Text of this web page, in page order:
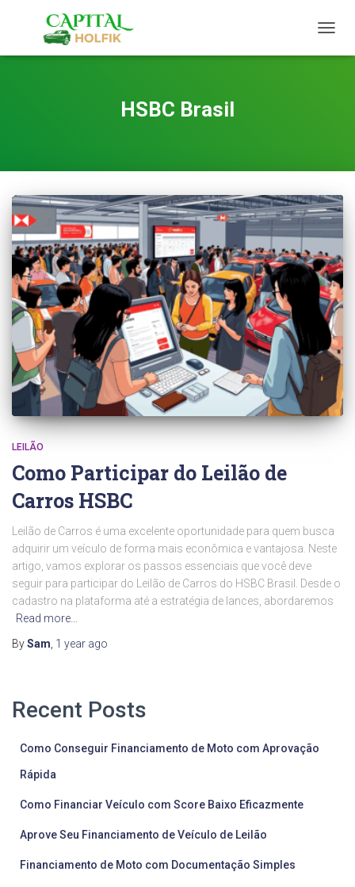
HSBC Brasil
LEILÃO
Como Participar do Leilão de
Carros HSBC
Leilão de Carros é uma excelente oportunidade para quem busca
adquirir um veículo de forma mais econômica e vantajosa. Neste
artigo, vamos explorar os passos essenciais que você deve
seguir para participar do Leilão de Carros do HSBC Brasil. Desde o
cadastro na plataforma até a estratégia de lances, abordaremos
Read more…
BySam 1 year ago
Recent Posts
Como Conseguir Financiamento de Moto com Aprovação
Rápida
Como Financiar Veículo com Score Baixo Eficazmente
Aprove Seu Financiamento de Veículo de Leilão
Financiamento de Moto com Documentação Simples